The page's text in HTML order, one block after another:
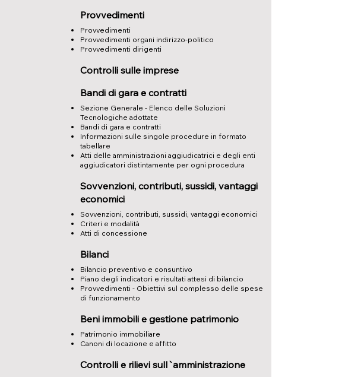
Provvedimenti
Provvedimenti
Provvedimenti organi indirizzo-politico
Provvedimenti dirigenti
Controlli sulle imprese
Bandi di gara e contratti
Sezione Generale - Elenco delle Soluzioni
Tecnologiche adottate
Bandi di gara e contratti
Informazioni sulle singole procedure in formato
tabellare
Atti delle amministrazioni aggiudicatrici e degli enti
aggiudicatori distintamente per ogni procedura
Sovvenzioni, contributi, sussidi, vantaggi
economici
​Sovvenzioni, contributi, sussidi, vantaggi economici
Criteri e modalità
Atti di concessione
Bilanci
Bilancio preventivo e consuntivo
Piano degli indicatori e risultati attesi di bilancio
Provvedimenti - Obiettivi sul complesso delle spese
di funzionamento
Beni immobili e gestione patrimonio
Patrimonio immobiliare
Canoni di locazione e affitto
Controlli e rilievi sull`amministrazione